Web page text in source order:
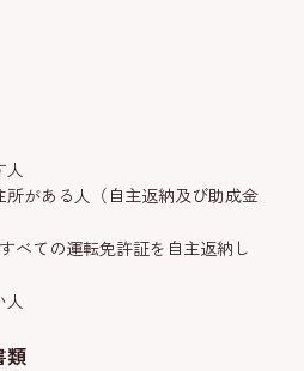
人
所がある人（自主返納及び助成金
べての運転免許証を自主返納し
人
類